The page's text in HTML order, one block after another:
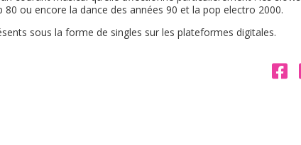
ou encore la dance des années 90 et la pop electro 2000.
sous la forme de singles sur les plateformes digitales.